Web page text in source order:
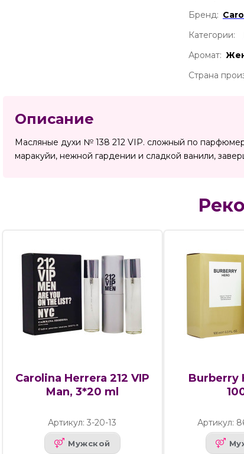
Бренд:
Категории:
Аромат:
Страна
Описание
Масляные духи № 138 212 VIP. сложный по
маракуйи, нежной гардении и сладкой ванили,
Carolina Herrera 212 VIP
Man, 3*20 ml
Артикул: 3-20-13
Мужской
Burberry
Артикул: